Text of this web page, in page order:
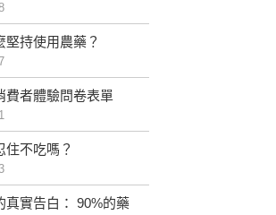
堅持使用農藥？
費者體驗問卷表單
住不吃嗎？
真實告白： 90%的藥